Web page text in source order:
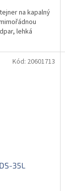
na kapalný
lehká
35L
Kód: 20601713